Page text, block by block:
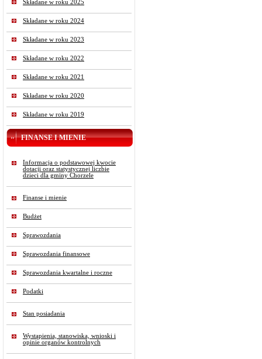
Składane w roku 2025
Składane w roku 2024
Składane w roku 2023
Składane w roku 2022
Składane w roku 2021
Składane w roku 2020
Składane w roku 2019
FINANSE I MIENIE
Informacja o podstawowej kwocie
dotacji oraz statystycznej liczbie
dzieci dla gminy Chorzele
Finanse i mienie
Budżet
Sprawozdania
Sprawozdania finansowe
Sprawozdania kwartalne i roczne
Podatki
Stan posiadania
Wystąpienia, stanowiska, wnioski i
opinie organów kontrolnych